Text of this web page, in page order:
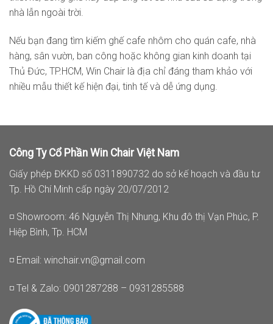
nhà lẫn ngoài trời.
Nếu bạn đang tìm kiếm ghế cafe nhôm cho quán cafe, nhà
hàng, sân vườn, ban công hoặc không gian kinh doanh tại
Thủ Đức, TP.HCM, Win Chair là địa chỉ đáng tham khảo với
nhiều mẫu thiết kế hiện đại, tinh tế và dễ ứng dụng.
Công Ty Cổ Phần Win Chair Việt Nam
Giấy phép ĐKKD số 0311890732 do sở kế hoạch và đầu tư
Tp. Hồ Chí Minh cấp ngày 20/07/2012
◽ Showroom: 46 Nguyễn Thị Nhung, Khu đô thị Vạn Phúc, P.
Hiệp Bình, Tp. HCM
◽ Email: winchair.vn@gmail.com
◽ Tel & Zalo: 0901287288 – 0931285588